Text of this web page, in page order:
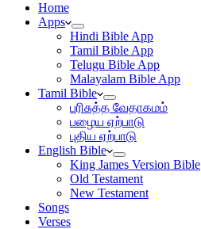
Home
Apps
Hindi Bible App
Tamil Bible App
Telugu Bible App
Malayalam Bible App
Tamil Bible
பரிசுத்த வேதாகமம்
பழைய ஏற்பாடு
புதிய ஏற்பாடு
English Bible
King James Version Bible
Old Testament
New Testament
Songs
Verses